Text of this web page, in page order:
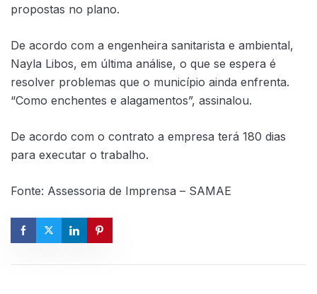
propostas no plano.
De acordo com a engenheira sanitarista e ambiental,
Nayla Libos, em última análise, o que se espera é
resolver problemas que o município ainda enfrenta.
“Como enchentes e alagamentos”, assinalou.
De acordo com o contrato a empresa terá 180 dias
para executar o trabalho.
Fonte: Assessoria de Imprensa – SAMAE